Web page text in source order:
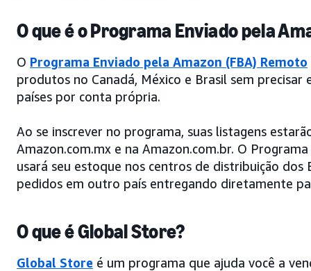
O que é o Programa Enviado pela
O Programa Enviado pela Amazon (FBA) Remoto
produtos no Canadá, México e Brasil sem precisar
países por conta própria.
Ao se inscrever no programa, suas listagens
Amazon.com.mx e na Amazon.com.br. O
usará seu estoque nos centros de distribuição dos
pedidos em outro país entregando diretamente
O que é Global Store?
Global Store é um programa que ajuda você a